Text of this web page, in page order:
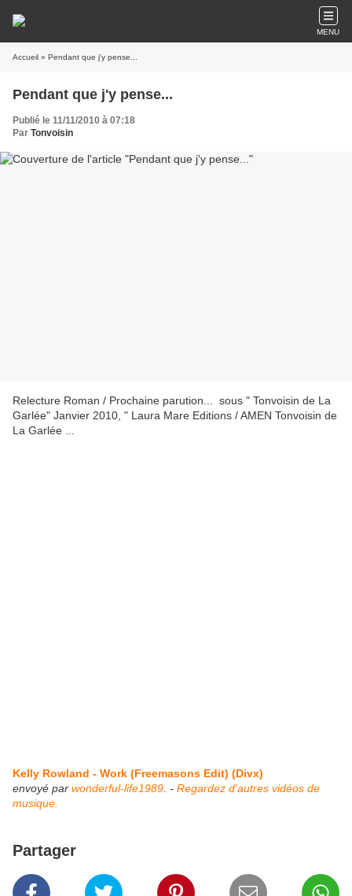
MENU
Accueil » Pendant que j'y pense...
Pendant que j'y pense...
Publié le 11/11/2010 à 07:18
Par Tonvoisin
Relecture Roman / Prochaine parution... sous " Tonvoisin de La
Garlée" Janvier 2010, " Laura Mare Editions / AMEN Tonvoisin de
La Garlée ...
Kelly Rowland - Work (Freemasons Edit) (Divx)
envoyé par wonderful-life1989 . - Regardez d'autres vidéos de
musique.
Partager